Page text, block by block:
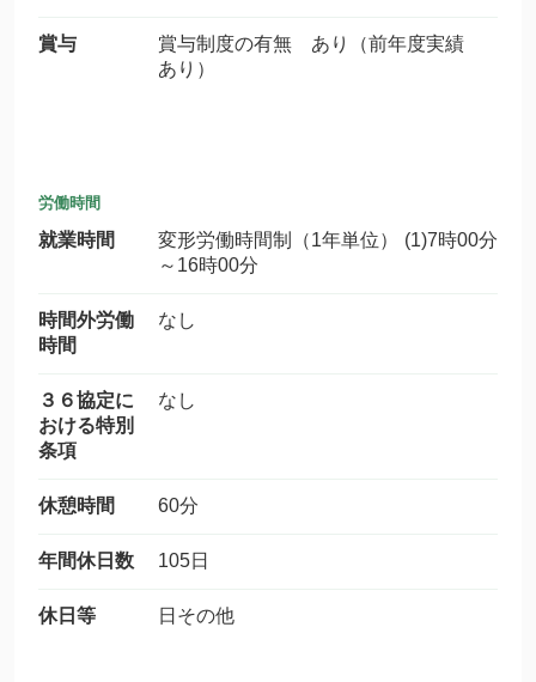
賞与
賞与制度の有無 あり（前年度実績
あり）
労働時間
就業時間
変形労働時間制（1年単位） (1)7時00分
～16時00分
時間外労働
時間
なし
３６協定に
おける特別
条項
なし
休憩時間 60分
年間休日数 105日
休日等 日その他